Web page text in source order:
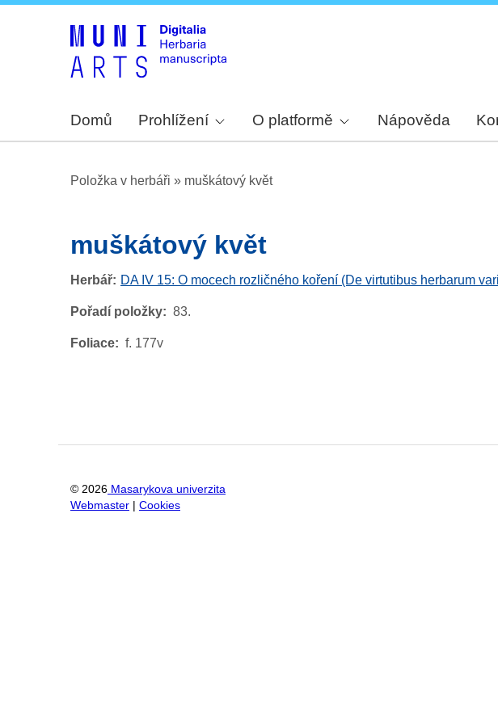
Domů Prohlížení O platformě Nápověda
Položka v herbáři » muškátový květ
muškátový květ
Herbář DA IV 15: O mocech rozličného koření (De virtutibus herbarum
Pořadí položky 83.
Foliace f. 177v
© 2026 Masarykova univerzita
Webmaster
Cookies